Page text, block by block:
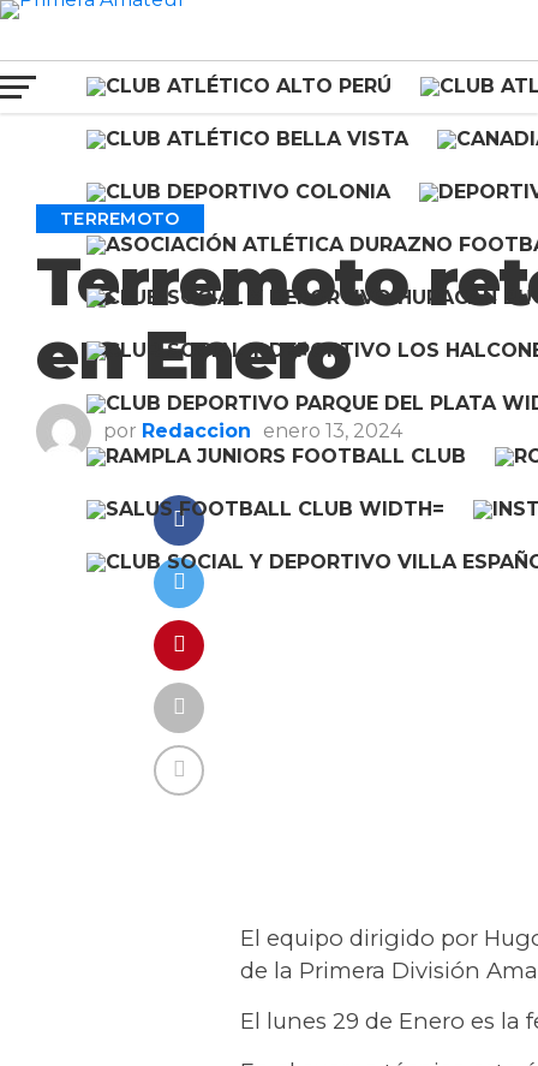
TERREMOTO
Terremoto
en Enero
por Redaccion enero 13, 2024
El equipo dirigido por
de la Primera División
El lunes 29 de Enero es